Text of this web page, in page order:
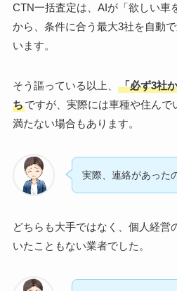
CTN一括査定は、AIが「欲しい車
から、条件に合う最大3社を自動
います。
そう謳っている以上、
「必ず3社
ちですが、実際には車種や住んで
満たない場合もあります。
実際、連絡があった
どちらも大手ではなく、個人経営
いたこともない業者でした。